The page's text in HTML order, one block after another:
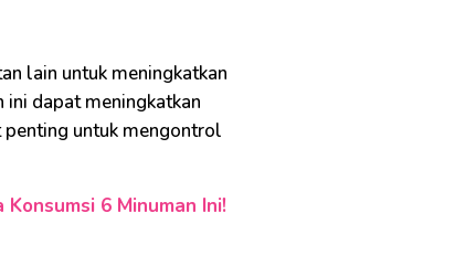
lain untuk meningkatkan
dapat meningkatkan
untuk mengontrol
6 Minuman Ini!